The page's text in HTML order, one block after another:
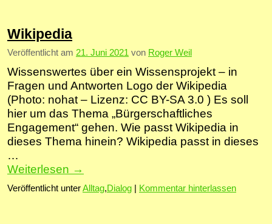
Wikipedia
Veröffentlicht am 21. Juni 2021 von Roger Weil
Wissenswertes über ein Wissensprojekt – in
Fragen und Antworten Logo der Wikipedia
(Photo: nohat – Lizenz: CC BY-SA 3.0 ) Es soll
hier um das Thema „Bürgerschaftliches
Engagement“ gehen. Wie passt Wikipedia in
dieses Thema hinein? Wikipedia passt in dieses
…
Weiterlesen →
Veröffentlicht unterAlltag,Dialog Kommentar hinterlassen